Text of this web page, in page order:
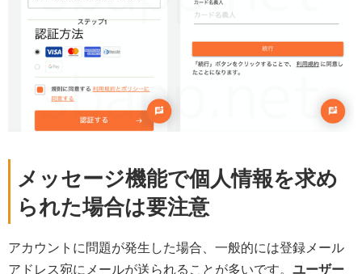
メッセージ機能で個人情報を求め
られた場合は要注意
アカウントに問題が発生した場合、一般的には登録メール
アドレス宛にメールが送られることが多いです。 ユーザー